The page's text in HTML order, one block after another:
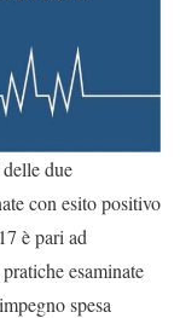
due
con esito positivo
è pari ad
esaminate
spesa